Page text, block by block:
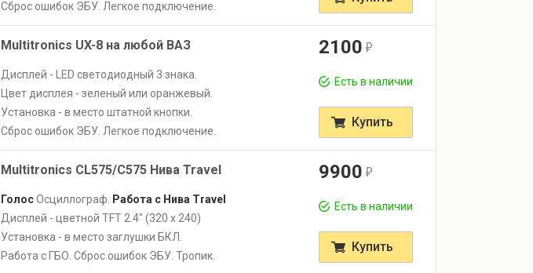
Сброс ошибок ЭБУ. Легкое подключение.
Multitronics UX-8 на любой ВАЗ
Дисплей - LED светодиодный 3 знака.
Цвет дисплея - зеленый или оранжевый.
Установка - в место штатной кнопки.
Сброс ошибок ЭБУ. Легкое подключение.
2100 r
Есть в наличии
Купить
Multitronics CL575/С575 Нива Travel
ГолосОсциллограф.
Работа с Нива Travel
Дисплей - цветной TFT 2.4" (320 х 240)
Установка - в место заглушки БКЛ.
Работа с ГБО. Сброс ошибок ЭБУ. Тропик.
9900 r
Есть в наличии
Купить